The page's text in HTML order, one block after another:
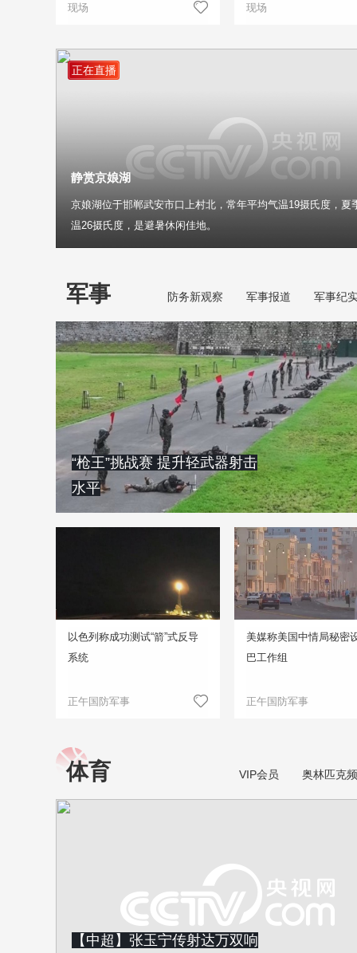
现场 现场
正在直播
静赏京娘湖
京娘湖位于邯郸武安市口上村北，常年平均气温19摄氏度，夏
温26摄氏度，是避暑休闲佳地。
军事 防务新观察 军事报道 军事纪
“枪王”挑战赛 提升轻武器射击
水平
以色列称成功测试“箭”式反导
系统
正午国防军事
美媒称美国中情局秘密
巴工作组
正午国防军事
体育 VIP会员 奥林匹克
【中超】张玉宁传射达万双响